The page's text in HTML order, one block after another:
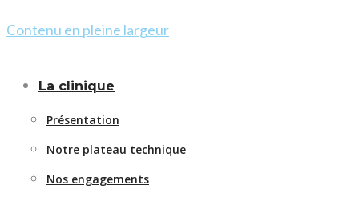
Contenu en pleine largeur
La clinique
Présentation
Notre plateau technique
Nos engagements